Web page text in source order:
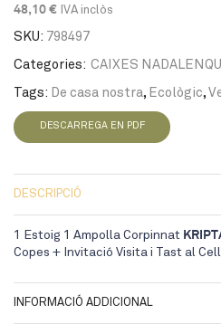
48,10 € IVA inclòs
SKU: 798497
Categories: CAIXES
Tags: De casa nostra, Ecològic,
DESCARREGA EN PDF
DESCRIPCIÓ
1 Estoig 1 Ampolla Corpinnat
Copes + Invitació Visita i Tast al
INFORMACIÓ ADDICIONAL